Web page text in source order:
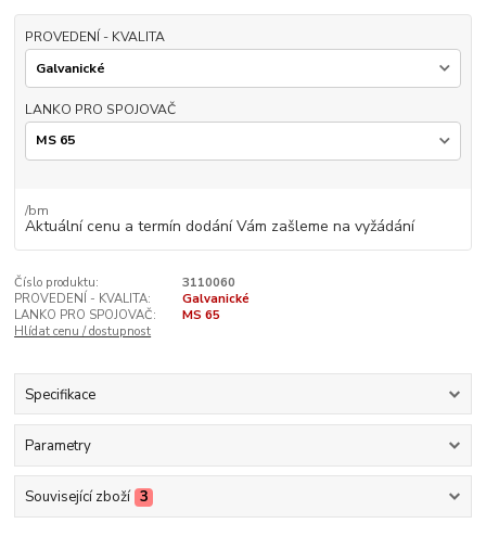
PROVEDENÍ - KVALITA
LANKO PRO SPOJOVAČ
/bm
Aktuální cenu a termín dodání Vám zašleme na vyžádání
Číslo produktu:
3110060
PROVEDENÍ - KVALITA:
Galvanické
LANKO PRO SPOJOVAČ:
MS 65
Hlídat cenu / dostupnost
Specifikace
Parametry
Související zboží 3